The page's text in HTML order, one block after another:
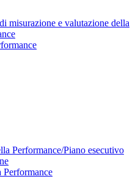
misurazione e valutazione della
Performance/Piano esecutivo
Performance